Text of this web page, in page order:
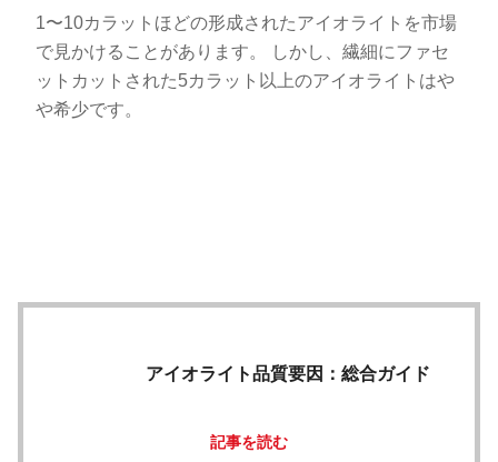
1〜10カラットほどの形成されたアイオライトを​​市場
で見かけることがあります。 しかし、繊細にファセ
ットカットされた5カラット以上のアイオライトはや
や希少です。
アイオライト品質要因：総合ガイド
記事を読む